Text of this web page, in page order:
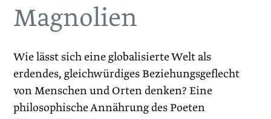
Magnolien
Wie lässt sich eine globalisierte Welt als
erdendes, gleichwürdiges Beziehungsgeflecht
von Menschen und Orten denken? Eine
philosophische Annährung des Poeten